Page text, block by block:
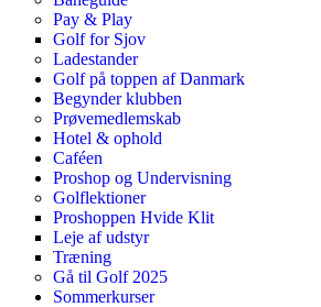
Pay & Play
Golf for Sjov
Ladestander
Golf på toppen af Danmark
Begynder klubben
Prøvemedlemskab
Hotel & ophold
Caféen
Proshop og Undervisning
Golflektioner
Proshoppen Hvide Klit
Leje af udstyr
Træning
Gå til Golf 2025
Sommerkurser